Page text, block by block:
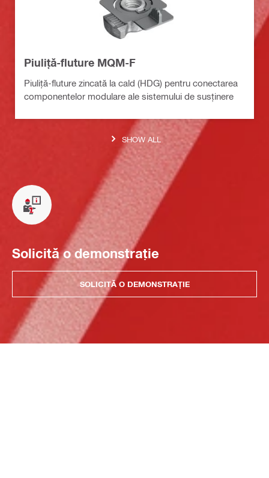
Piuliță-fluture MQM-F
Piuliță-fluture zincată la cald (HDG) pentru conectarea
componentelor modulare ale sistemului de susținere
SHOW ALL
Solicită o demonstrație
SOLICITĂ O DEMONSTRAȚIE